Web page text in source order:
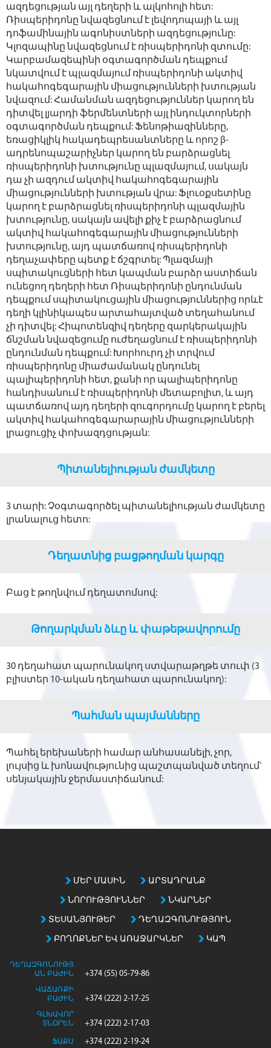
ազդեցության այլ դեղերի և ալկոհոլի հետ:
Ռիսպերիդոնը նվազեցնում է լեվոդոպայի և այլ
դոֆամինային ագոնիստների ազդեցությունը:
Կլոզապինը նվազեցնում է ռիսպերիդոնի զտումը:
Կարբամազեպինի օգտագործման դեպքում
նկատվում է պլազմայում ռիսպերիդոնի ակտիվ
հակահոգեգարային միացությունների խտության
նվազում: Համանման ազդեցություններ կարող են
դիտվել լյարդի ֆերմենտների այլ ինդուկտորների
օգտագործման դեպքում: Ֆենոթիազինները,
եռացիկլիկ հակադեպրեսանտները և որոշ β-
ադրենոպաշարիչներ կարող են բարձրացնել
ռիսպերիդոնի խտությունը պլազմայում, սակայն
դա չի ազդում ակտիվ հակահոգեգարային
միացությունների խտության վրա: Ֆլուօքսետինը
կարող է բարձրացնել ռիսպերիդոնի պլազմային
խտությունը, սակայն ավելի քիչ է բարձրացնում
ակտիվ հակահոգեգարային միացությունների
խտությունը, այդ պատճառով ռիսպերիդոնի
դեղաչափերը պետք է ճշգրտել: Պլազմայի
սպիտակուցների հետ կապման բարձր աստիճան
ունեցող դեղերի հետ Ռիսպերիդոնի ընդունման
դեպքում սպիտակուցային միացություններից որևէ
դեղի կլինիկապես արտահայտված տեղահանում
չի դիտվել: Հիպոտենզիվ դեղերը զարկերակային
ճնշման նվազեցումը ուժեղացնում է ռիսպերիդոնի
ընդունման դեպքում: Խորհուրդ չի տրվում
ռիսպերիդոնը միաժամանակ ընդունել
պալիպերիդոնի հետ, քանի որ պալիպերիդոնը
հանդիսանում է ռիսպերիդոնի մետաբոլիտ, և այդ
պատճառով այդ դեղերի զուգորդումը կարող է բերել
ակտիվ հակահոգեգարարային միացությունների
լրացուցիչ փոխազդցության:
Պիտանելիության ժամկետը
3 տարի: Չօգտագործել պիտանելիության ժամկետը
լրանալուց հետո:
Դեղատնից բացթողման կարգը
Բաց է թողնվում դեղատոմսով:
Թողարկման ձևը և փաթեթավորումը
30 դեղահատ պարունակող ստվարաթղթե տուփ (3
բլիստեր 10-ական դեղահատ պարունակող):
Պահման պայմանները
Պահել երեխաների համար անհասանելի, չոր,
լույսից և խոնավությունից պաշտպանված տեղում`
սենյակային ջերմաստիճանում:
ՄԵՐ ՄԱՍԻՆ ԱՐՏԱԴՐԱՆՔ
ՆՈՐՈՒԹՅՈՒՆՆԵՐ ՆԿԱՐՆԵՐ
ՏԵՍԱՆՅՈՒԹԵՐ ԴԵՂԱԶԳՈՆՈՒԹՅՈՒՆ
ԲՈՂՈՔՆԵՐ ԵՎ ԱՌԱՋԱՐԿՆԵՐ ԿԱՊ
ԴԵՂԱԶԳՈՆՈՒԹՅ
ԱՆ ԲԱԺԻՆ
+374 (55) 05-79-86
ՎԱՃԱՌՔԻ
ԲԱԺԻՆ
+374 (222) 2-17-25
ԳԼԽԱՎՈՐ
ՏՆՕՐԵՆ
+374 (222) 2-17-03
ՖԱՔՍ +374 (222) 2-19-24